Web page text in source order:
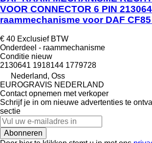
VOOR CONNECTOR 6 PIN
raammechanisme voor DAF
€ 40 Exclusief BTW
Onderdeel - raammechanisme
Conditie nieuw
2130641 1918144 1779728
Nederland, Oss
EUROGRAVIS NEDERLAND
Contact opnemen met verkoper
Schrijf je in om nieuwe advertenties te
sectie
Abonneren